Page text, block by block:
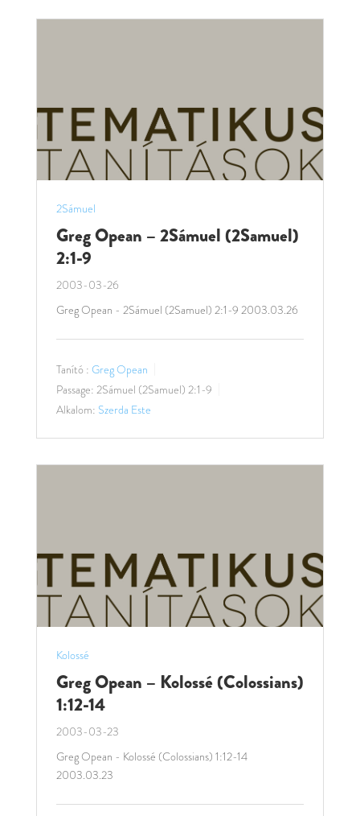
2Sámuel
Greg Opean – 2Sámuel (2Samuel)
2:1-9
2003-03-26
Greg Opean - 2Sámuel (2Samuel) 2:1-9 2003.03.26
Tanító : Greg Opean
Passage: 2Sámuel (2Samuel) 2:1-9
Alkalom: Szerda Este
Kolossé
Greg Opean – Kolossé (Colossians)
1:12-14
2003-03-23
Greg Opean - Kolossé (Colossians) 1:12-14
2003.03.23